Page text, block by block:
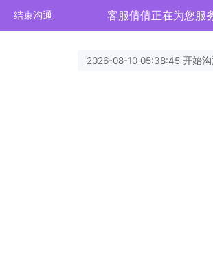
结束沟通 客服倩倩正在为您服
2026-08-10 05:38:45 开始沟